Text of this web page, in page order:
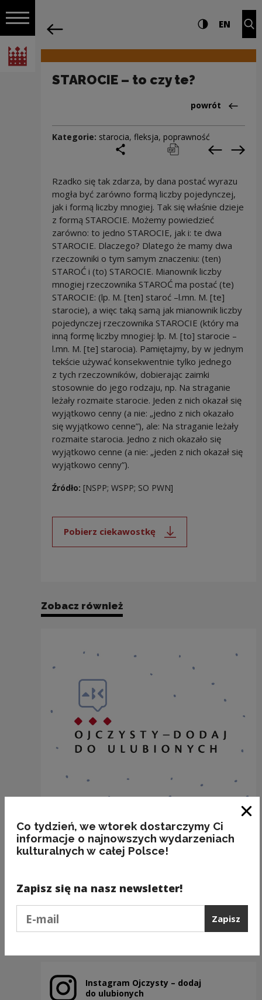
Włącz nawigację
Narodowe Centrum Kultury
Nawigacja Ustawienia i Wysoki
EN
STAROCIE – to czy te?
Powrót
powrót
Kategorie: starocia, fleksja, poprawność
podziel się
drukuj pobierz
Rzadko się tak zdarza, by dana postać wyrazu
mogła być zarówno formą liczby pojedynczej,
jak i formą liczby mnogiej. Tak się właśnie dzieje
z formą STAROCIE. Możemy powiedzieć
zarówno: to jedno STAROCIE, jak i: te dwa
STAROCIE. Dlaczego? Dlatego że mamy dwa
rzeczowniki o tym samym znaczeniu: (ten)
STAROĆ i (to) STAROCIE. Mianownik liczby
mnogiej rzeczownika STAROĆ ma postać (te)
STAROCIE: (lp. M. [ten] staroć –l.mn. M. [te]
starocie), a więc taką samą jak mianownik liczby
pojedynczej rzeczownika STAROCIE (który ma
inną formę liczby mnogiej: lp. M. [to] starocie –
l.mn. M. [te] starocia). Pamiętajmy, by w jednym
tekście używać konsekwentnie tylko jednego
z tych rzeczowników, dobierając zaimki
stosownie do jego rodzaju, np. Na straganie
leżały rozmaite starocie. Jeden z nich okazał się
wyjątkowo cenny (a nie: „jedno z nich okazało
się wyjątkowo cenne”), ale: Na straganie leżały
rozmaite starocia. Jedno z nich okazało się
wyjątkowo cenne (a nie: „jeden z nich okazał się
wyjątkowo cenny”).
Źródło: [NSPP; WSPP; SO PWN]
Pobierz ciekawostkę
Uwaga, link zostanie otwarty
Zobacz również
BAKALIE
Kategorie:semantyka, jedzenie
Poprzedni slajd
Instagram Ojczysty – dodaj
do ulubionych
Uwaga, link zostanie otwarty w nowym oknie
Co tydzień, we wtorek dostarczymy Ci
informacje o najnowszych wydarzeniach
kulturalnych w całej Polsce!
Zapisz się na nasz newsletter!
Zapisz